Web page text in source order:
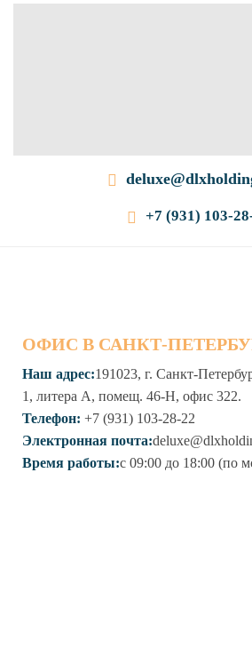
+7 (931) 103-
ОФИС В САНКТ-
Наш адрес:191023, г. Санкт-
1, литера А, помещ. 46-Н, офис 322.
Телефон: +7 (931) 103-28-22
Электронная почта:
Время работы:с 09:00 до 18:00 (по